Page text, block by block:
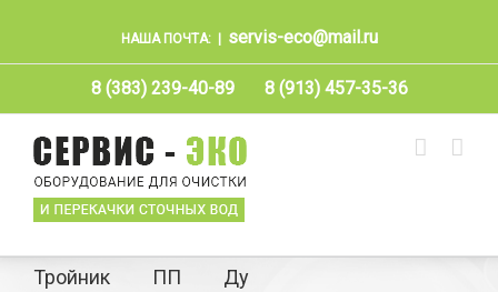
НАША ПОЧТА: servis-eco@mail.ru
8 (383) 239-40-89 8 (913) 457-35-36
Тройник ПП Ду